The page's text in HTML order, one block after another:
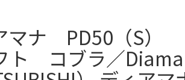
マナ PD50（S）
ト コブラ／